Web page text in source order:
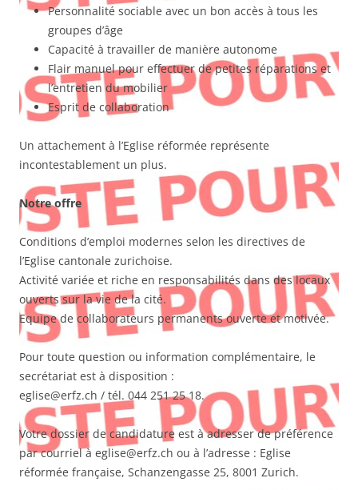
Personnalité sociable avec un bon accès à tous les
groupes d’âge
Capacité à travailler de manière autonome
Flair manuel pour effectuer de petites réparations et
l’entretien du mobilier
Esprit de collaboration
Un attachement à l’Eglise réformée représente
incontestablement un plus.
Notre offre
Conditions d’emploi modernes selon les directives de
l’Eglise cantonale zurichoise.
Activité variée et riche en responsabilités dans des locaux
ouverts sur la vie de la cité.
Equipe de collaborateurs permanents ouverte et motivée.
Pour toute question ou information complémentaire, le
secrétariat est à disposition :
eglise@erfz.ch / tél. 044 251 25 18.
Votre dossier de candidature est à adresser de préférence
par courriel à eglise@erfz.ch ou à l’adresse : Eglise
réformée française, Schanzengasse 25, 8001 Zurich.